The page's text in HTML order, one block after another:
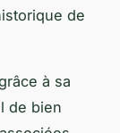
de
à sa
de bien